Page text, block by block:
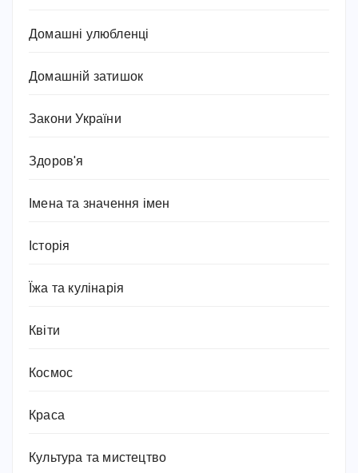
Домашні улюбленці
Домашній затишок
Закони України
Здоров'я
Імена та значення імен
Історія
Їжа та кулінарія
Квіти
Космос
Краса
Культура та мистецтво